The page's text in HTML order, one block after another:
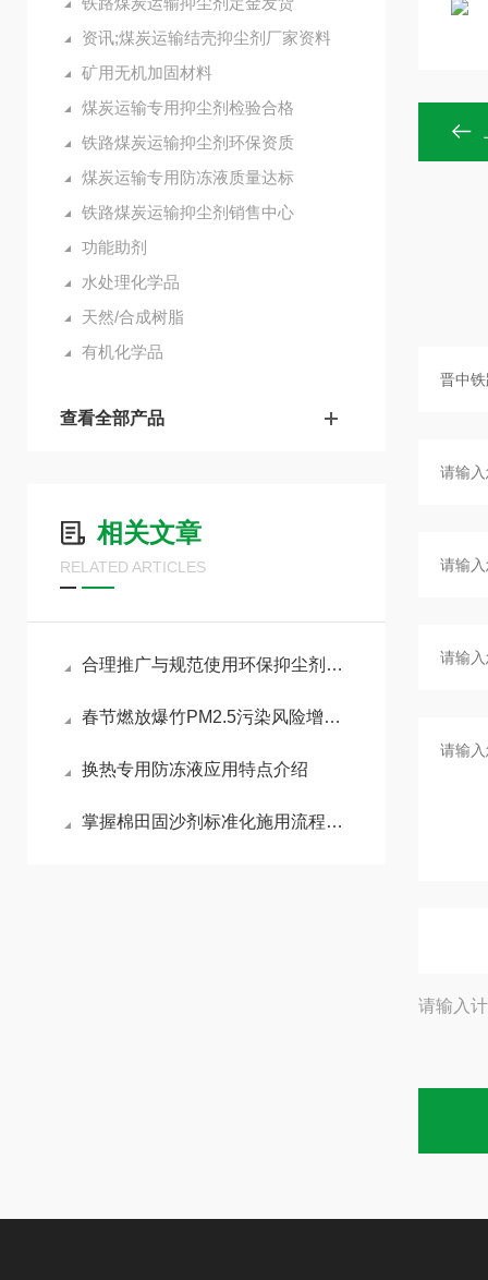
资讯;煤炭运输结壳抑尘剂厂家资料
矿用无机加固材料
煤炭运输专用抑尘剂检验合格
铁路煤炭运输抑尘剂环保资质
煤炭运输专用防冻液质量达标
铁路煤炭运输抑尘剂销售中心
功能助剂
水处理化学品
天然/合成树脂
有机化学品
查看全部产品
相关文章
RELATED ARTICLES
合理推广与规范使用环保抑尘剂助力各行业扬尘达标治理
春节燃放爆竹PM2.5污染风险增加，如何做好污染防治工作
换热专用防冻液应用特点介绍
掌握棉田固沙剂标准化施用流程减少风沙侵蚀对棉苗的损伤
请输入